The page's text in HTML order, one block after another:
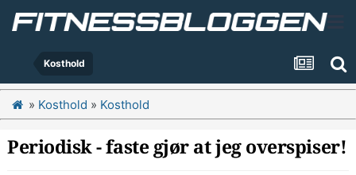
Kosthold
» Kosthold » Kosthold
Periodisk - faste gjør at jeg overspiser!